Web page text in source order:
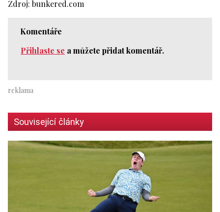
Zdroj: bunkered.com
Komentáře
Přihlaste se a můžete přidat komentář.
Související články